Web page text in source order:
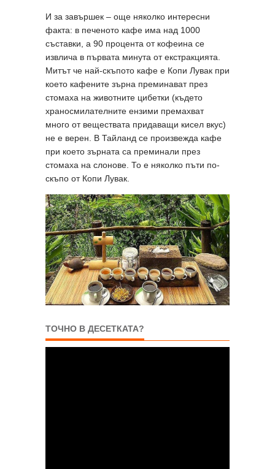
И за завършек – още няколко интересни
факта: в печеното кафе има над 1000
съставки, а 90 процента от кофеина се
извлича в първата минута от екстракцията.
Митът че най-скъпото кафе е Копи Лувак при
което кафените зърна преминават през
стомаха на животните цибетки (където
храносмилателните ензими премахват
много от веществата придаващи кисел вкус)
не е верен. В Тайланд се произвежда кафе
при което зърната са преминали през
стомаха на слонове. То е няколко пъти по-
скъпо от Копи Лувак.
ТОЧНО В ДЕСЕТКАТА?